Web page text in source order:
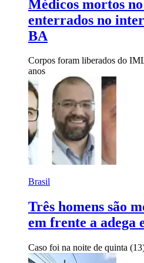
Médicos mortos
enterrados no
BA
Corpos foram liberados do
anos
Brasil
Três homens são
em frente a adega
Caso foi na noite de quinta